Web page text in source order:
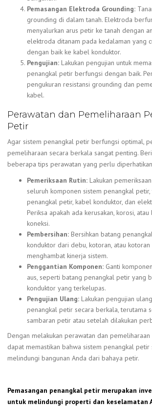
Pemasangan Elektroda Grounding:
grounding di dalam tanah. Elektroda
menyalurkan arus petir ke tanah dengan
elektroda ditanam pada kedalaman yang
dengan baik ke kabel konduktor.
Pengujian: Lakukan pengujian untuk
penangkal petir berfungsi dengan baik.
pengukuran resistansi grounding dan
kabel.
Perawatan dan Pemeliharaan
Petir
Agar sistem penangkal petir berfungsi optimal,
pemeliharaan secara berkala sangat penting.
beberapa tips perawatan yang perlu
Pemeriksaan Rutin: Lakukan
seluruh komponen sistem penangkal
penangkal petir, kabel konduktor, dan
Periksa apakah ada kerusakan, korosi,
koneksi.
Pembersihan: Bersihkan batang
konduktor dari debu, kotoran, atau
menghambat kinerja sistem.
Penggantian Komponen: Ganti
aus, seperti batang penangkal petir yang
konduktor yang terkelupas.
Pengujian Ulang: Lakukan pengujian
penangkal petir secara berkala, terutama
sambaran petir atau setelah dilakukan
Dengan melakukan perawatan dan pemeliharaan
dapat memastikan bahwa sistem penangkal petir
melindungi bangunan Anda dari bahaya petir.
Pemasangan penangkal petir merupakan
untuk melindungi properti dan keselamatan